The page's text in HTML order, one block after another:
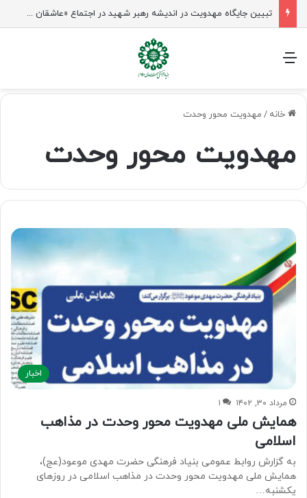
تبیین جایگاه مهدویت در اندیشه رهبر شهید در اجتماع «عاشقان ولایت» ساری
منو
خانه / مهدویت محور وحدت
مهدویت محور وحدت
اخبار
مرداد ۳۰, ۱۴۰۲ ۱
همایش ملی مهدویت محور وحدت در مذاهب
اسلامی
به گزارش روابط عمومی بنیاد فرهنگی حضرت مهدی موعود(عج)،
همایش ملی مهدویت محور وحدت در مذاهب اسلامی در روزهای
یکشنبه…